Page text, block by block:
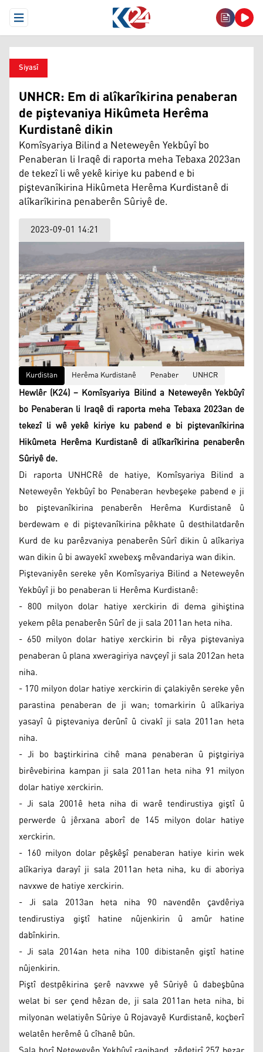
Open Menu
Siyasî
UNHCR: Em di alîkarîkirina penaberan
de piştevaniya Hikûmeta Herêma
Kurdistanê dikin
Komîsyariya Bilind a Neteweyên Yekbûyî bo
Penaberan li Iraqê di raporta meha Tebaxa 2023an
de tekezî li wê yekê kiriye ku pabend e bi
piştevanîkirina Hikûmeta Herêma Kurdistanê di
alîkarîkirina penaberên Sûriyê de.
2023-09-01 14:21
Kurdistan Herêma Kurdistanê Penaber UNHCR
Hewlêr (K24) – Komîsyariya Bilind a Neteweyên Yekbûyî
bo Penaberan li Iraqê di raporta meha Tebaxa 2023an de
tekezî li wê yekê kiriye ku pabend e bi piştevanîkirina
Hikûmeta Herêma Kurdistanê di alîkarîkirina penaberên
Sûriyê de.
Di raporta UNHCRê de hatiye, Komîsyariya Bilind a
Neteweyên Yekbûyî bo Penaberan hevbeşeke pabend e ji
bo piştevanîkirina penaberên Herêma Kurdistanê û
berdewam e di piştevanîkirina pêkhate û desthilatdarên
Kurd de ku parêzvaniya penaberên Sûrî dikin û alîkariya
wan dikin û bi awayekî xwebexş mêvandariya wan dikin.
Piştevaniyên sereke yên Komîsyariya Bilind a Neteweyên
Yekbûyî ji bo penaberan li Herêma Kurdistanê:
- 800 milyon dolar hatiye xerckirin di dema gihiştina
yekem pêla penaberên Sûrî de ji sala 2011an heta niha.
- 650 milyon dolar hatiye xerckirin bi rêya piştevaniya
penaberan û plana xweragiriya navçeyî ji sala 2012an heta
niha.
- 170 milyon dolar hatiye xerckirin di çalakiyên sereke yên
parastina penaberan de ji wan; tomarkirin û alîkariya
yasayî û piştevaniya derûnî û civakî ji sala 2011an heta
niha.
- Ji bo baştirkirina cihê mana penaberan û piştgiriya
birêvebirina kampan ji sala 2011an heta niha 91 milyon
dolar hatiye xerckirin.
- Ji sala 2001ê heta niha di warê tendirustiya giştî û
perwerde û jêrxana aborî de 145 milyon dolar hatiye
xerckirin.
- 160 milyon dolar pêşkêşî penaberan hatiye kirin wek
alîkariya darayî ji sala 2011an heta niha, ku di aboriya
navxwe de hatiye xerckirin.
- Ji sala 2013an heta niha 90 navendên çavdêriya
tendirustiya giştî hatine nûjenkirin û amûr hatine
dabînkirin.
- Ji sala 2014an heta niha 100 dibistanên giştî hatine
nûjenkirin.
Piştî destpêkirina şerê navxwe yê Sûriyê û dabeşbûna
welat bi ser çend hêzan de, ji sala 2011an heta niha, bi
milyonan welatiyên Sûriye û Rojavayê Kurdistanê, koçberî
welatên herêmê û cîhanê bûn.